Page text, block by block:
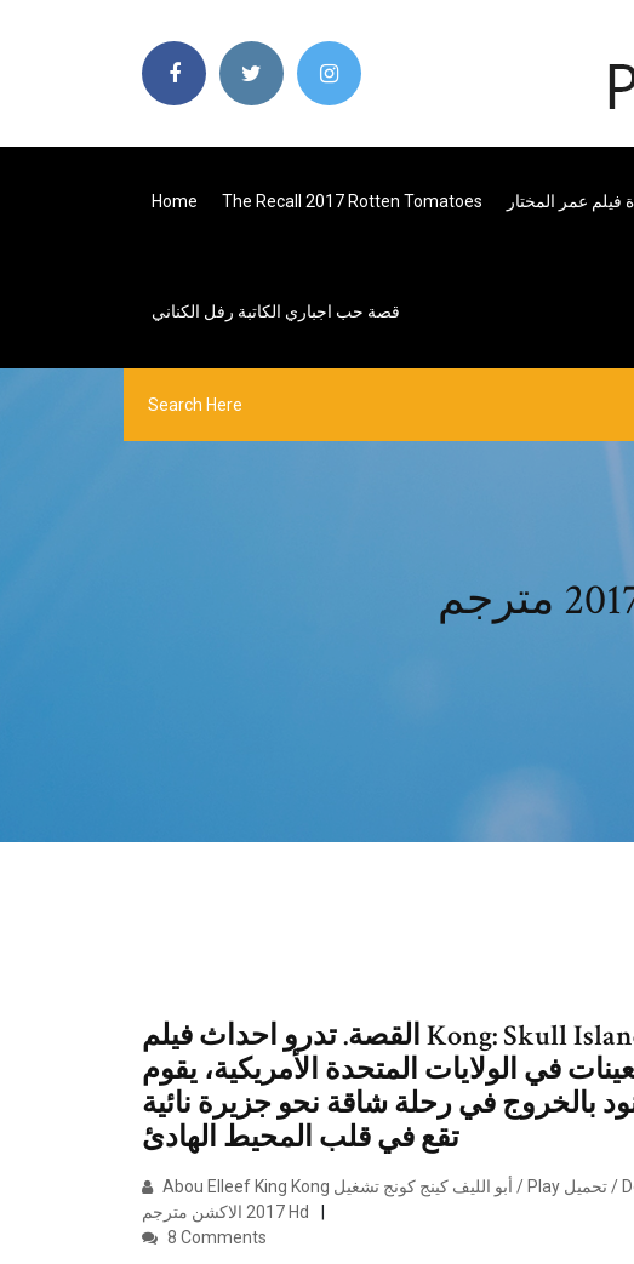
Home The Recall 2017 Rotten Tomatoes فيلم عمر المختار
قصة حب اجباري الكاتبة رفل الكناني
القصة. تدرو احداث فيلم Kong: Skull Island 2017 مترجم ” كونج: جزيرة
في الولايات المتحدة اﻷمريكية، يقوم
بالخروج في رحلة شاقة نحو جزيرة نائية
تقع في قلب المحيط الهادئ
Abou Elleef King Kong أبو الليف كينج كونج تشغيل / Play تحميل / Download مشاهده فيلم Skull Island كونج جزيره الجمجمه
2017 الاكشن مترجم Hd
8 Comments